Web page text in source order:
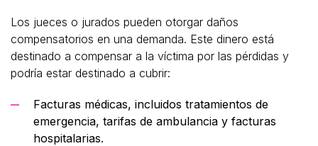
Los jueces o jurados pueden otorgar daños
compensatorios en una demanda. Este dinero está
destinado a compensar a la víctima por las pérdidas y
podría estar destinado a cubrir:
Facturas médicas, incluidos tratamientos de
emergencia, tarifas de ambulancia y facturas
hospitalarias.